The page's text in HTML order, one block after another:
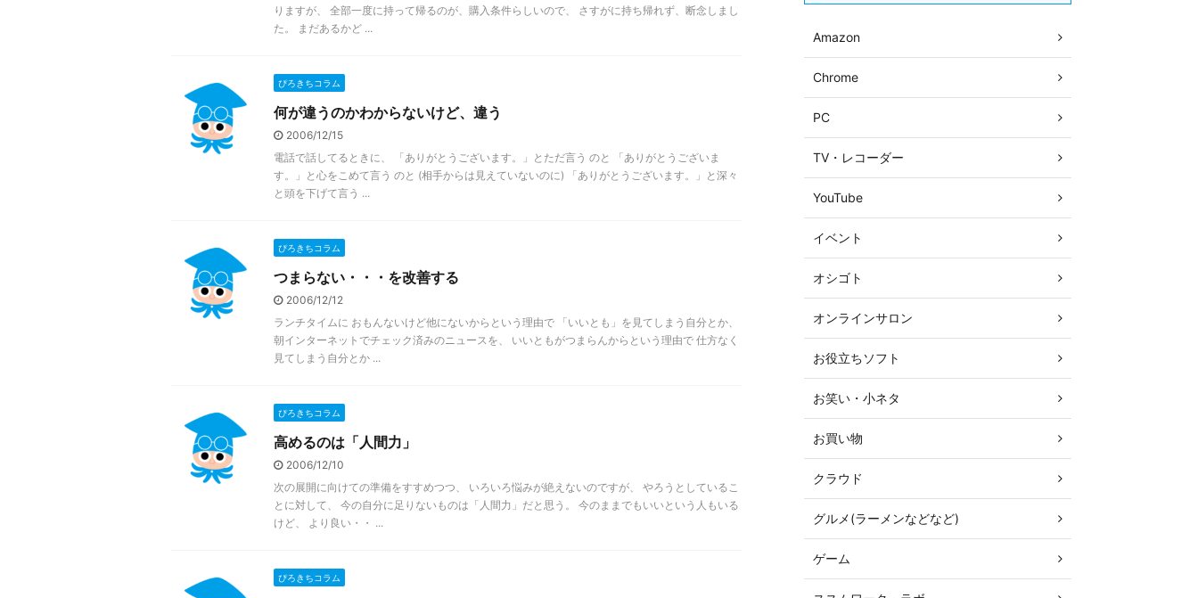
りますが、 全部一度に持って帰るのが、購入条件らしいので、 さすがに持ち帰れず、断念しまし
た。 まだあるかど ...
ぴろきちコラム
何が違うのかわからないけど、違う
2006/12/15
電話で話してるときに、 「ありがとうございます。」とただ言う のと 「ありがとうございま
す。」と心をこめて言う のと (相手からは見えていないのに) 「ありがとうございます。」と深々
と頭を下げて言う ...
ぴろきちコラム
つまらない・・・を改善する
2006/12/12
ランチタイムに おもんないけど他にないからという理由で 「いいとも」を見てしまう自分とか、
朝インターネットでチェック済みのニュースを、 いいともがつまらんからという理由で 仕方なく
見てしまう自分とか ...
ぴろきちコラム
高めるのは「人間力」
2006/12/10
次の展開に向けての準備をすすめつつ、 いろいろ悩みが絶えないのですが、 やろうとしているこ
とに対して、 今の自分に足りないものは「人間力」だと思う。 今のままでもいいという人もいる
けど、 より良い・・ ...
ぴろきちコラム
Amazon
Chrome
PC
TV・レコーダー
YouTube
イベント
オシゴト
オンラインサロン
お役立ちソフト
お笑い・小ネタ
お買い物
クラウド
グルメ(ラーメンなどなど)
ゲーム